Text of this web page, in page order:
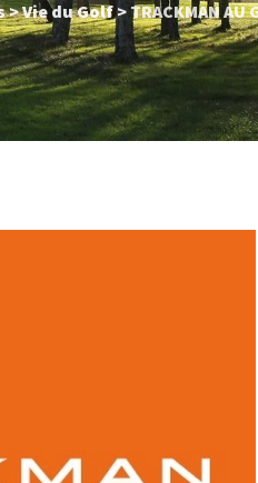
>Vie du Golf> TRACKMAN AU